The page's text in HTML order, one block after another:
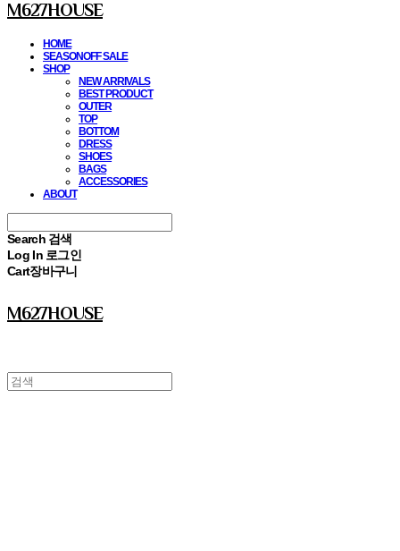
M627HOUSE
HOME
SEASONOFF SALE
SHOP
NEW ARRIVALS
BEST PRODUCT
OUTER
TOP
BOTTOM
DRESS
SHOES
BAGS
ACCESSORIES
ABOUT
Search 검색
Log In 로그인
Cart장바구니
M627HOUSE